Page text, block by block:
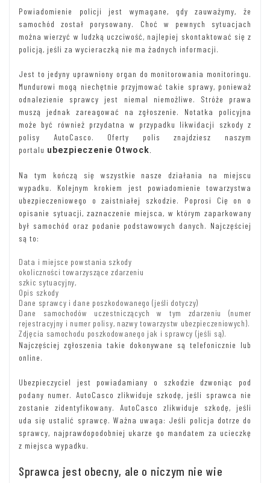
Powiadomienie policji jest wymagane, gdy zauważymy, że
samochód został porysowany. Choć w pewnych sytuacjach
można wierzyć w ludzką uczciwość, najlepiej skontaktować się z
policją, jeśli za wycieraczką nie ma żadnych informacji.
Jest to jedyny uprawniony organ do monitorowania monitoringu.
Mundurowi mogą niechętnie przyjmować takie sprawy, ponieważ
odnalezienie sprawcy jest niemal niemożliwe. Stróże prawa
muszą jednak zareagować na zgłoszenie. Notatka policyjna
może być również przydatna w przypadku likwidacji szkody z
polisy AutoCasco. Oferty polis znajdziesz naszym
portalu ubezpieczenie Otwock.
Na tym kończą się wszystkie nasze działania na miejscu
wypadku. Kolejnym krokiem jest powiadomienie towarzystwa
ubezpieczeniowego o zaistniałej szkodzie. Poprosi Cię on o
opisanie sytuacji, zaznaczenie miejsca, w którym zaparkowany
był samochód oraz podanie podstawowych danych. Najczęściej
są to:
Data i miejsce powstania szkody
okoliczności towarzyszące zdarzeniu
szkic sytuacyjny,
Opis szkody
Dane sprawcy i dane poszkodowanego (jeśli dotyczy)
Dane samochodów uczestniczących w tym zdarzeniu (numer
rejestracyjny i numer polisy, nazwy towarzystw ubezpieczeniowych).
Zdjęcia samochodu poszkodowanego jak i sprawcy (jeśli są).
Najczęściej zgłoszenia takie dokonywane są telefonicznie lub
online.
Ubezpieczyciel jest powiadamiany o szkodzie dzwoniąc pod
podany numer. AutoCasco zlikwiduje szkodę, jeśli sprawca nie
zostanie zidentyfikowany. AutoCasco zlikwiduje szkodę, jeśli
uda się ustalić sprawcę. Ważna uwaga: Jeśli policja dotrze do
sprawcy, najprawdopodobniej ukarze go mandatem za ucieczkę
z miejsca wypadku.
Sprawca jest obecny, ale o niczym nie wie